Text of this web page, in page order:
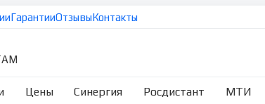
ГарантииОтзывыКонтакты
Цены Синергия Росдистант МТИ